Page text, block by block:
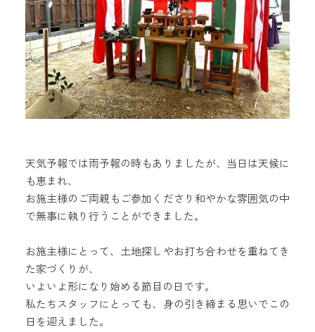
天気予報では雨予報の時もありましたが、当日は天候に
も恵まれ、
お施主様のご両親もご参加くださり和やかな雰囲気の中
で無事に執り行うことができました。
お施主様にとって、土地探しやお打ち合わせを重ねてき
た家づくりが、
いよいよ形になり始める節目の日です。
私たちスタッフにとっても、身の引き締まる思いでこの
日を迎えました。